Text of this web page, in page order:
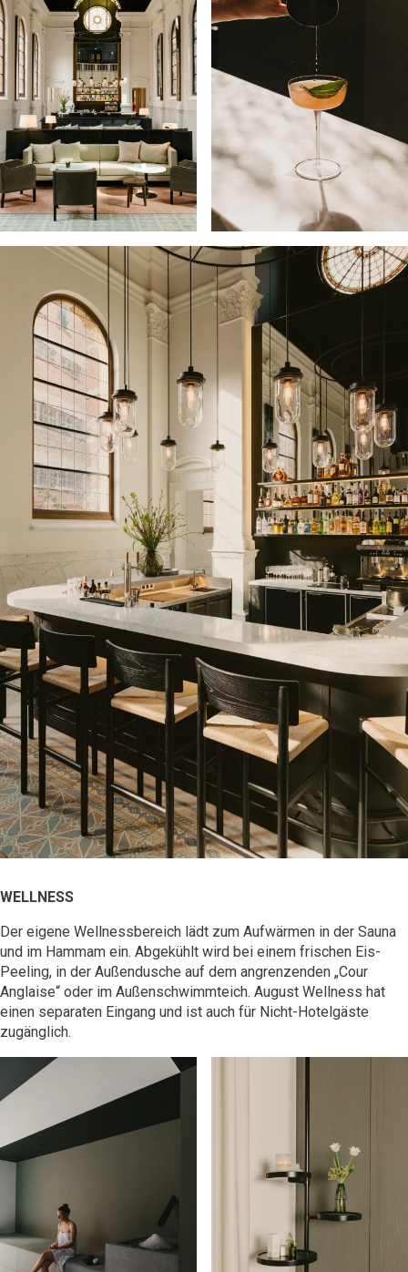
WELLNESS
Der eigene Wellnessbereich lädt zum Aufwärmen in der Sauna
und im Hammam ein. Abgekühlt wird bei einem frischen Eis-
Peeling, in der Außendusche auf dem angrenzenden „Cour
Anglaise“ oder im Außenschwimmteich. August Wellness hat
einen separaten Eingang und ist auch für Nicht-Hotelgäste
zugänglich.